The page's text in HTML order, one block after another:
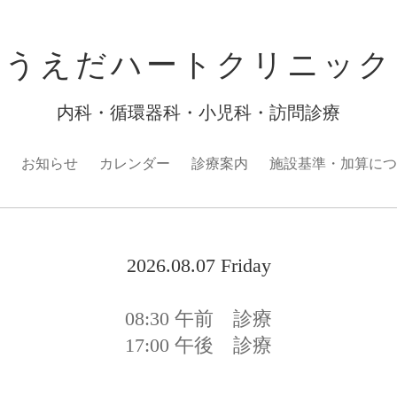
うえだハートクリニック
内科・循環器科・小児科・訪問診療
お知らせ カレンダー 診療案内 施設基準・加算に
2026.08.07 Friday
08:30 午前 診療
17:00 午後 診療